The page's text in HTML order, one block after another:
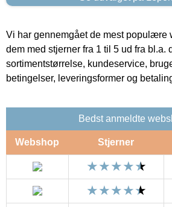
Vi har gennemgået de mest populære
dem med stjerner fra 1 til 5 ud fra bl.a.
sortimentstørrelse, kundeservice,
betingelser, leveringsformer og
Bedst anmeldte
Webshop Stjerner